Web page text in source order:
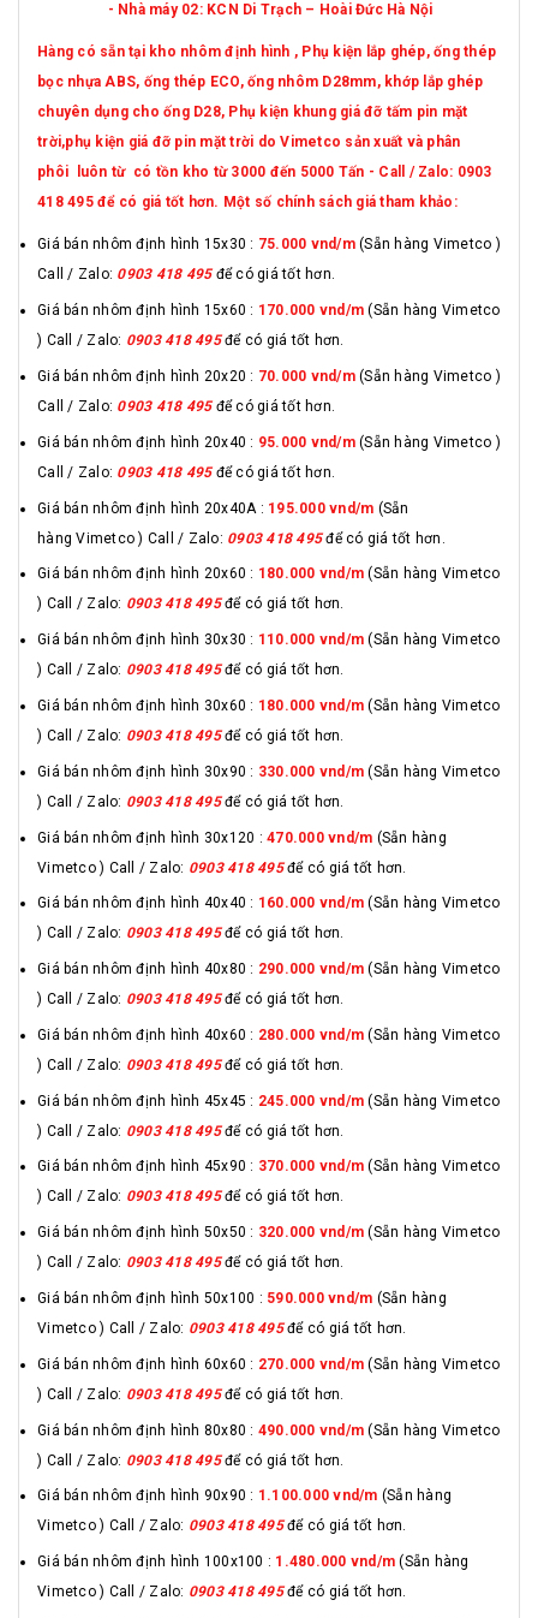
- Nhà máy 02: KCN Di Trạch – Hoài Đức Hà Nội
Hàng có sẵn tại kho nhôm định hình , Phụ kiện lắp ghép, ống thép
bọc nhựa ABS, ống thép ECO, ống nhôm D28mm, khớp lắp ghép
chuyên dụng cho ống D28, Phụ kiện khung giá đỡ tấm pin mặt
trời,phụ kiện giá đỡ pin mặt trời do Vimetco sản xuất và phân
phôi luôn từ có tồn kho từ 3000 đến 5000 Tấn - Call / Zalo: 0903
418 495 để có giá tốt hơn. Một số chính sách giá tham khảo:
Giá bán nhôm định hình 15x30 : 75.000 vnd/m (Sẵn hàng Vimetco )
Call / Zalo: 0903 418 495để có giá tốt hơn.
Giá bán nhôm định hình 15x60 : 170.000 vnd/m(Sẵn hàng Vimetco
) Call / Zalo: 0903 418 495để có giá tốt hơn.
Giá bán nhôm định hình 20x20 : 70.000 vnd/m (Sẵn hàng Vimetco )
Call / Zalo: 0903 418 495để có giá tốt hơn.
Giá bán nhôm định hình 20x40 : 95.000 vnd/m (Sẵn hàng Vimetco )
Call / Zalo: 0903 418 495để có giá tốt hơn.
Giá bán nhôm định hình 20x40A : 195.000 vnd/m (Sẵn
hàng Vimetco ) Call / Zalo: 0903 418 495để có giá tốt hơn.
Giá bán nhôm định hình 20x60 : 180.000 vnd/m (Sẵn hàng Vimetco
) Call / Zalo: 0903 418 495để có giá tốt hơn.
Giá bán nhôm định hình 30x30 : 110.000 vnd/m(Sẵn hàng Vimetco
) Call / Zalo: 0903 418 495để có giá tốt hơn.
Giá bán nhôm định hình 30x60 : 180.000 vnd/m (Sẵn hàng Vimetco
) Call / Zalo: 0903 418 495để có giá tốt hơn.
Giá bán nhôm định hình 30x90 : 330.000 vnd/m (Sẵn hàng Vimetco
) Call / Zalo: 0903 418 495để có giá tốt hơn.
Giá bán nhôm định hình 30x120 : 470.000 vnd/m (Sẵn hàng
Vimetco ) Call / Zalo: 0903 418 495để có giá tốt hơn.
Giá bán nhôm định hình 40x40 : 160.000 vnd/m (Sẵn hàng Vimetco
) Call / Zalo: 0903 418 495để có giá tốt hơn.
Giá bán nhôm định hình 40x80 : 290.000 vnd/m (Sẵn hàng Vimetco
) Call / Zalo: 0903 418 495để có giá tốt hơn.
Giá bán nhôm định hình 40x60 : 280.000 vnd/m (Sẵn hàng Vimetco
) Call / Zalo: 0903 418 495để có giá tốt hơn.
Giá bán nhôm định hình 45x45 : 245.000 vnd/m (Sẵn hàng Vimetco
) Call / Zalo: 0903 418 495để có giá tốt hơn.
Giá bán nhôm định hình 45x90 : 370.000 vnd/m(Sẵn hàng Vimetco
) Call / Zalo: 0903 418 495để có giá tốt hơn.
Giá bán nhôm định hình 50x50 : 320.000 vnd/m (Sẵn hàng Vimetco
) Call / Zalo: 0903 418 495để có giá tốt hơn.
Giá bán nhôm định hình 50x100 : 590.000 vnd/m (Sẵn hàng
Vimetco ) Call / Zalo: 0903 418 495để có giá tốt hơn.
Giá bán nhôm định hình 60x60 : 270.000 vnd/m (Sẵn hàng Vimetco
) Call / Zalo: 0903 418 495để có giá tốt hơn.
Giá bán nhôm định hình 80x80 : 490.000 vnd/m(Sẵn hàng Vimetco
) Call / Zalo: 0903 418 495để có giá tốt hơn.
Giá bán nhôm định hình 90x90 : 1.100.000 vnd/m (Sẵn hàng
Vimetco ) Call / Zalo: 0903 418 495để có giá tốt hơn.
Giá bán nhôm định hình 100x100 : 1.480.000 vnd/m (Sẵn hàng
Vimetco ) Call / Zalo: 0903 418 495để có giá tốt hơn.